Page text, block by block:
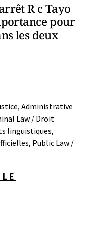
R c Tayo
pour
les deux
, Administrative
Law / Droit
linguistiques,
, Public Law /